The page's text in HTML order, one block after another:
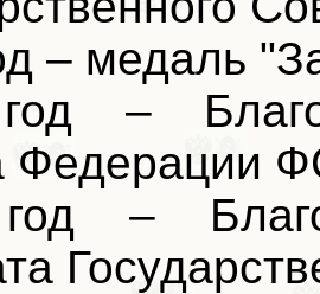
– медаль
–
Федерации
–